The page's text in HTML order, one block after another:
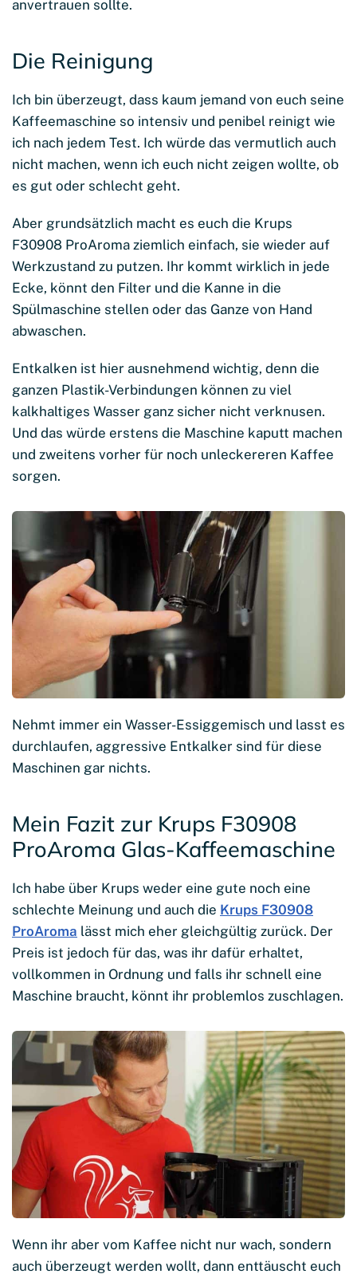
anvertrauen sollte.
Die Reinigung
Ich bin überzeugt, dass kaum jemand von euch seine
Kaffeemaschine so intensiv und penibel reinigt wie
ich nach jedem Test. Ich würde das vermutlich auch
nicht machen, wenn ich euch nicht zeigen wollte, ob
es gut oder schlecht geht.
Aber grundsätzlich macht es euch die Krups
F30908 ProAroma ziemlich einfach, sie wieder auf
Werkzustand zu putzen. Ihr kommt wirklich in jede
Ecke, könnt den Filter und die Kanne in die
Spülmaschine stellen oder das Ganze von Hand
abwaschen.
Entkalken ist hier ausnehmend wichtig, denn die
ganzen Plastik-Verbindungen können zu viel
kalkhaltiges Wasser ganz sicher nicht verknusen.
Und das würde erstens die Maschine kaputt machen
und zweitens vorher für noch unleckereren Kaffee
sorgen.
Nehmt immer ein Wasser-Essiggemisch und lasst es
durchlaufen, aggressive Entkalker sind für diese
Maschinen gar nichts.
Mein Fazit zur Krups F30908
ProAroma Glas-Kaffeemaschine
Ich habe über Krups weder eine gute noch eine
schlechte Meinung und auch die Krups F30908
ProAroma lässt mich eher gleichgültig zurück. Der
Preis ist jedoch für das, was ihr dafür erhaltet,
vollkommen in Ordnung und falls ihr schnell eine
Maschine braucht, könnt ihr problemlos zuschlagen.
Wenn ihr aber vom Kaffee nicht nur wach, sondern
auch überzeugt werden wollt, dann enttäuscht euch